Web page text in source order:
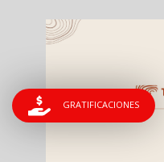
GRATIFICACIONES